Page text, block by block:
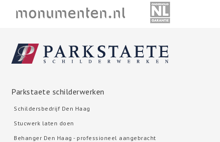
Parkstaete schilderwerken
Schildersbedrijf Den Haag
Stucwerk laten doen
Behanger Den Haag - professioneel aangebracht